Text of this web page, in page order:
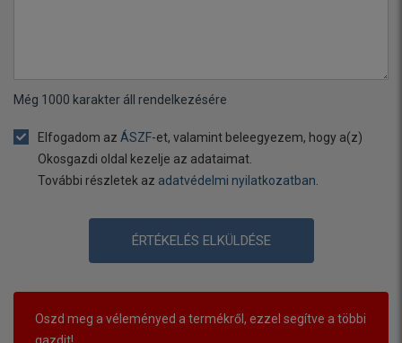
Még 1000 karakter áll rendelkezésére
Elfogadom az ÁSZF-et, valamint beleegyezem, hogy a(z)
Okosgazdi oldal kezelje az adataimat.
További részletek az adatvédelmi nyilatkozatban
ÉRTÉKELÉS ELKÜLDÉSE
Oszd meg a véleményed a termékről, ezzel segítve a többi
gazdit!